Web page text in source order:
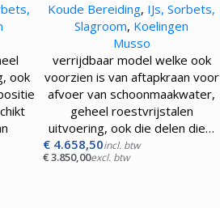
ook
Koude Bereiding, IJs, Sorbets,
Slagroom, Koelingen
Musso
verrijdbaar model welke ook
voorzien is van aftapkraan voor
afvoer van schoonmaakwater,
geheel roestvrijstalen
uitvoering, ook die delen die…
€ 4.658,50incl. btw
€3.850,00excl. btw